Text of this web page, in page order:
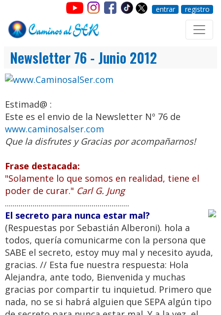
entrar registro
Newsletter 76 - Junio 2012
Estimad@ :
Este es el envio de la Newsletter Nº 76 de
www.caminosalser.com
Que la disfrutes y Gracias por acompañarnos!
Frase destacada:
"Solamente lo que somos en realidad, tiene el
poder de curar." Carl G. Jung
...............................................................
El secreto para nunca estar mal?
(Respuestas por Sebastián Alberoni). hola a
todos, quería comunicarme con la persona que
SABE el secreto, estoy muy mal y necesito ayuda,
gracias. // Esta fue nuestra respuesta: Hola
Alejandra, ante todo, Bienvenida y muchas
gracias por compartir tu inquietud. Primero que
nada, no se si habrá alguien que SEPA algún tipo